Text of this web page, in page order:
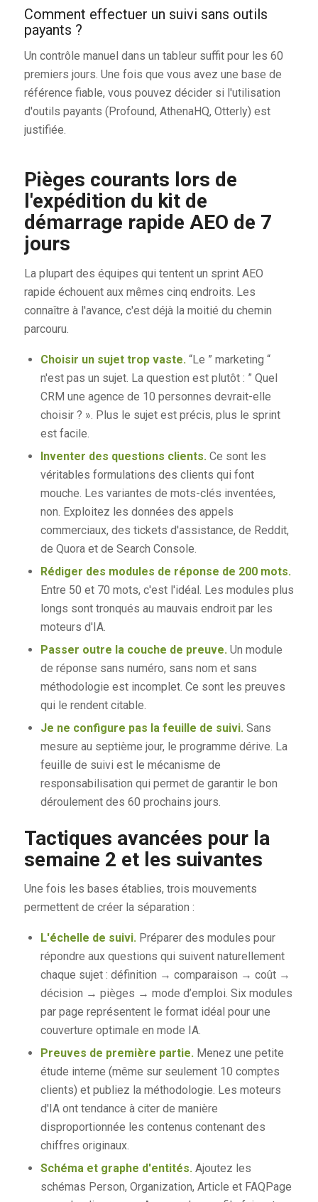
Comment effectuer un suivi sans outils
payants ?
Un contrôle manuel dans un tableur suffit pour les 60
premiers jours. Une fois que vous avez une base de
référence fiable, vous pouvez décider si l'utilisation
d'outils payants (Profound, AthenaHQ, Otterly) est
justifiée.
Pièges courants lors de
l'expédition du kit de
démarrage rapide AEO de 7
jours
La plupart des équipes qui tentent un sprint AEO
rapide échouent aux mêmes cinq endroits. Les
connaître à l'avance, c'est déjà la moitié du chemin
parcouru.
Choisir un sujet trop vaste. “Le ” marketing “
n'est pas un sujet. La question est plutôt : ” Quel
CRM une agence de 10 personnes devrait-elle
choisir ? ». Plus le sujet est précis, plus le sprint
est facile.
Inventer des questions clients. Ce sont les
véritables formulations des clients qui font
mouche. Les variantes de mots-clés inventées,
non. Exploitez les données des appels
commerciaux, des tickets d'assistance, de Reddit,
de Quora et de Search Console.
Rédiger des modules de réponse de 200 mots.
Entre 50 et 70 mots, c'est l'idéal. Les modules plus
longs sont tronqués au mauvais endroit par les
moteurs d'IA.
Passer outre la couche de preuve. Un module
de réponse sans numéro, sans nom et sans
méthodologie est incomplet. Ce sont les preuves
qui le rendent citable.
Je ne configure pas la feuille de suivi. Sans
mesure au septième jour, le programme dérive. La
feuille de suivi est le mécanisme de
responsabilisation qui permet de garantir le bon
déroulement des 60 prochains jours.
Tactiques avancées pour la
semaine 2 et les suivantes
Une fois les bases établies, trois mouvements
permettent de créer la séparation :
L'échelle de suivi. Préparer des modules pour
répondre aux questions qui suivent naturellement
chaque sujet : définition → comparaison → coût →
décision → pièges → mode d’emploi. Six modules
par page représentent le format idéal pour une
couverture optimale en mode IA.
Preuves de première partie. Menez une petite
étude interne (même sur seulement 10 comptes
clients) et publiez la méthodologie. Les moteurs
d'IA ont tendance à citer de manière
disproportionnée les contenus contenant des
chiffres originaux.
Schéma et graphe d'entités. Ajoutez les
schémas Person, Organization, Article et FAQPage